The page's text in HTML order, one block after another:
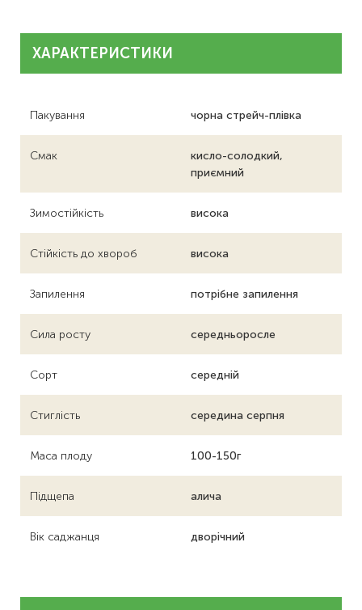
ХАРАКТЕРИСТИКИ
Пакування чорна стрейч-плівка
Смак
кисло-солодкий,
приємний
Зимостійкість висока
Стійкість до хвороб висока
Запилення потрібне запилення
Сила росту середньоросле
Сорт середній
Стиглість середина серпня
Маса плоду 100-150г
Підщепа алича
Вік саджанця дворічний